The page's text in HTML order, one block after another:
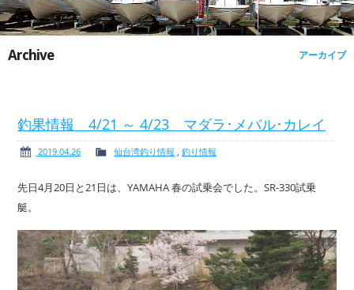
サービス案内 イベント情報
Archive アーカイブ
釣果情報 4/21 ～ 4/23 マダラ･メバル･カレイ
2019.04.26 仙台湾釣り情報 ,釣り情報
先日4月20日と21日は、YAMAHA 春の試乗会でした。SR-330試乗
艇。